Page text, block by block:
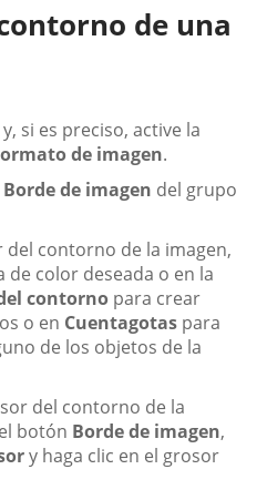
de una
si es preciso, active la
de imagen.
Borde de imagen del grupo
del contorno de la imagen,
de color deseada o en la
contorno para crear
o en Cuentagotas para
de los objetos de la
del contorno de la
botón Borde de imagen,
y haga clic en el grosor